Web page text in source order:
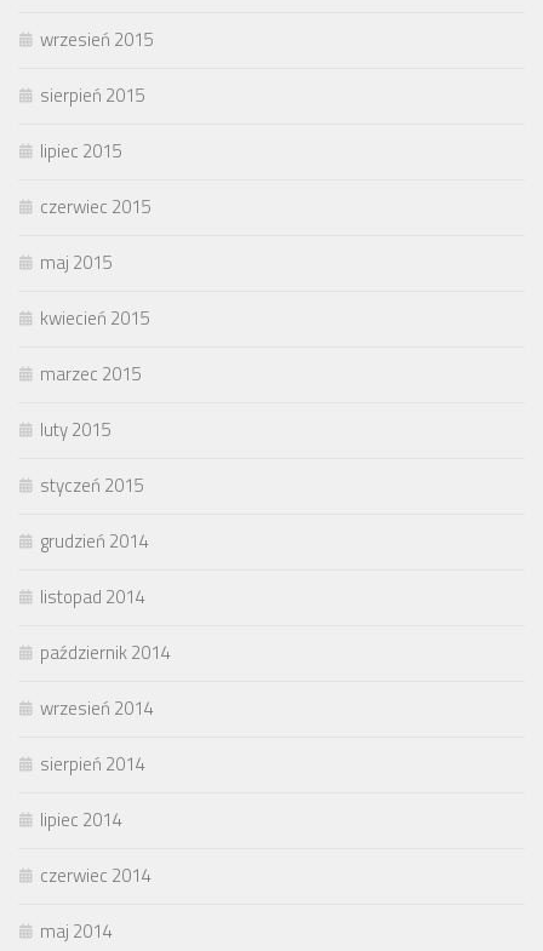
wrzesień 2015
sierpień 2015
lipiec 2015
czerwiec 2015
maj 2015
kwiecień 2015
marzec 2015
luty 2015
styczeń 2015
grudzień 2014
listopad 2014
październik 2014
wrzesień 2014
sierpień 2014
lipiec 2014
czerwiec 2014
maj 2014